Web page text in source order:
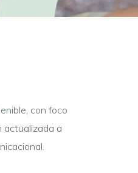
con foco
actualizada a